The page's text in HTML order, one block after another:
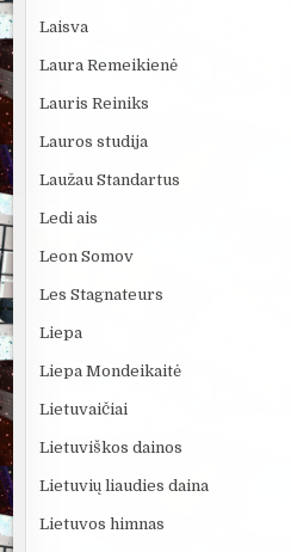
Laisva
Laura Remeikienė
Lauris Reiniks
Lauros studija
Laužau Standartus
Ledi ais
Leon Somov
Les Stagnateurs
Liepa
Liepa Mondeikaitė
Lietuvaičiai
Lietuviškos dainos
Lietuvių liaudies daina
Lietuvos himnas